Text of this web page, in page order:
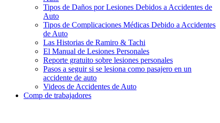
Tipos de Daños por Lesiones Debidos a Accidentes de
Auto
Tipos de Complicaciones Médicas Debido a Accidentes
de Auto
Las Historias de Ramiro & Tachi
El Manual de Lesiones Personales
Reporte gratuito sobre lesiones personales
Pasos a seguir si se lesiona como pasajero en un
accidente de auto
Videos de Accidentes de Auto
Comp de trabajadores